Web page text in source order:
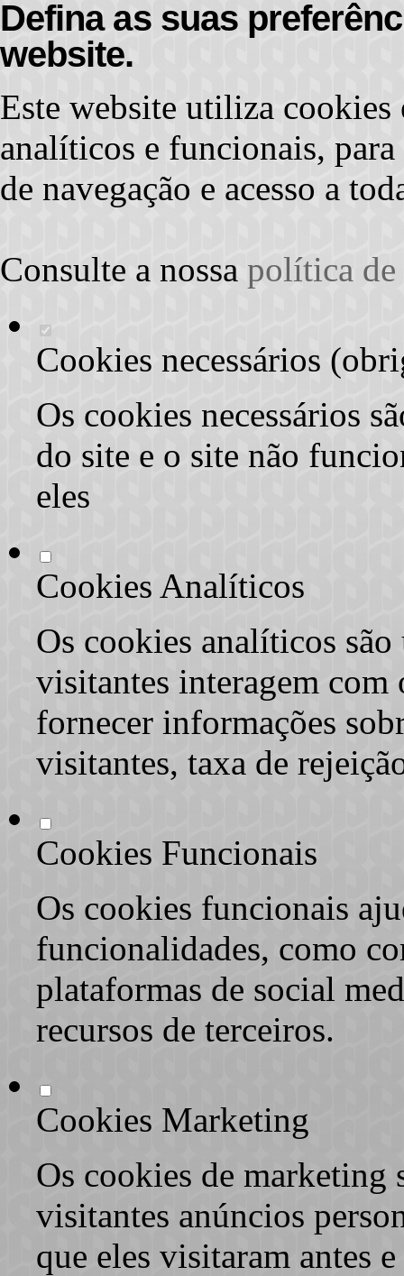
Defina as suas
website.
Este website utiliza cookies
analíticos e funcionais,
de navegação e acesso a
Consulte a nossa política de
Cookies necessários
Os cookies necessários
do site e o site não
eles
Cookies Analíticos
Os cookies analíticos são
visitantes interagem com
fornecer informações
visitantes, taxa de
Cookies Funcionais
Os cookies funcionais
funcionalidades, como
plataformas de social
recursos de terceiros.
Cookies Marketing
Os cookies de marketing
visitantes anúncios
que eles visitaram antes